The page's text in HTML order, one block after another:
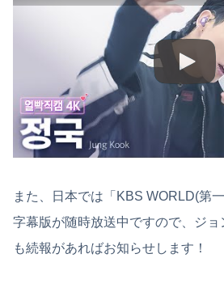
また、日本では「KBS WORLD(第
字幕版が随時放送中ですので、ジ
も続報があればお知らせします！